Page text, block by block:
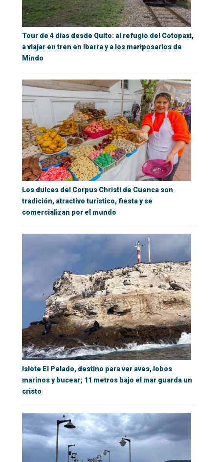
Tour de 4 días desde Quito: al refugio del Cotopaxi,
a viajar en tren en Ibarra y a los mariposarios de
Mindo
Los dulces del Corpus Christi de Cuenca son
tradición, atractivo turístico, fiesta y se
comercializan por el mundo
Islote El Pelado, destino para ver aves, lobos
marinos y bucear; 11 metros bajo el mar guarda un
cristo